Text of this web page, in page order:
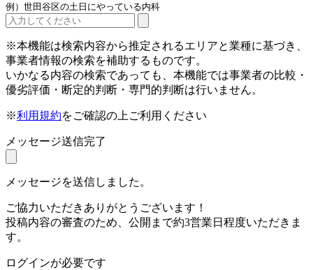
例）世田谷区の土日にやっている内科
※本機能は検索内容から推定されるエリアと業種に基づき、
事業者情報の検索を補助するものです。
いかなる内容の検索であっても、本機能では事業者の比較・
優劣評価・断定的判断・専門的判断は行いません。
※利用規約をご確認の上ご利用ください
メッセージ送信完了
メッセージを送信しました。
ご協力いただきありがとうございます！
投稿内容の審査のため、公開まで約3営業日程度いただきま
す。
ログインが必要です